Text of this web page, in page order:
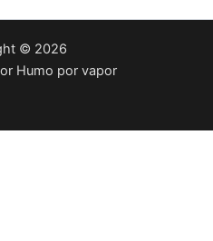
© 2026
Humo por vapor